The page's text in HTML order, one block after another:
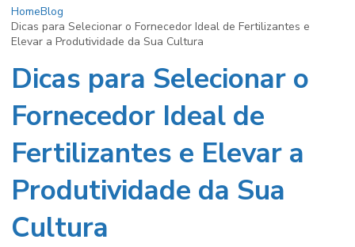
HomeBlog
Dicas para Selecionar o Fornecedor Ideal de Fertilizantes e
Elevar a Produtividade da Sua Cultura
Dicas para Selecionar o
Fornecedor Ideal de
Fertilizantes e Elevar a
Produtividade da Sua
Cultura